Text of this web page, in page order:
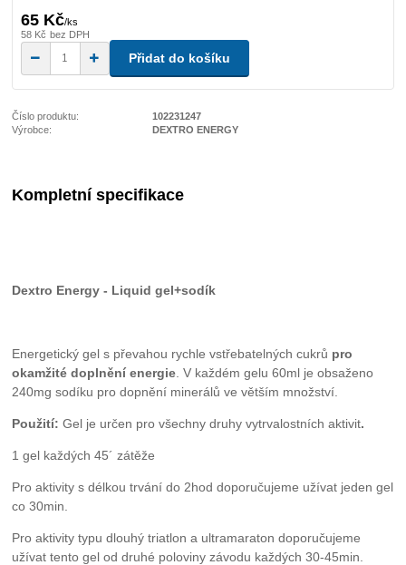
65 Kč/ks
58 Kč bez DPH
Přidat do košíku
Číslo produktu:
102231247
Výrobce:
DEXTRO ENERGY
Kompletní specifikace
Dextro Energy - Liquid gel+sodík
Energetický gel s převahou rychle vstřebatelných cukrů pro
okamžité doplnění energie . V každém gelu 60ml je obsaženo
240mg sodíku pro dopnění minerálů ve větším množství.
Použití: Gel je určen pro všechny druhy vytrvalostních aktivit.
1 gel každých 45´ zátěže
Pro aktivity s délkou trvání do 2hod doporučujeme užívat jeden gel
co 30min.
Pro aktivity typu dlouhý triatlon a ultramaraton doporučujeme
užívat tento gel od druhé poloviny závodu každých 30-45min.